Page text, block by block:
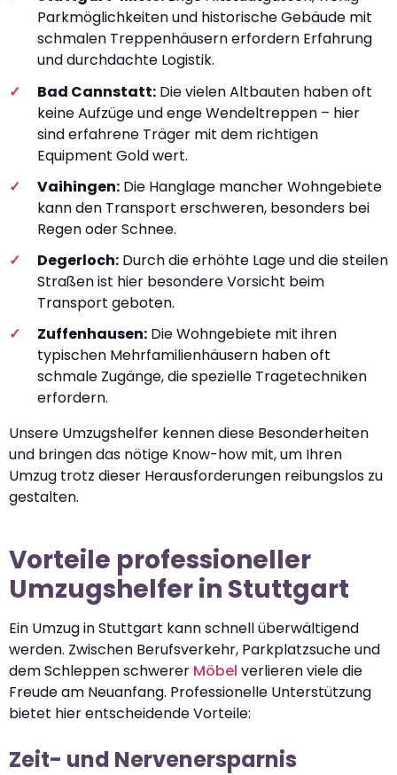
Parkmöglichkeiten und historische Gebäude mit
schmalen Treppenhäusern erfordern Erfahrung
und durchdachte Logistik.
Bad Cannstatt: Die vielen Altbauten haben oft
keine Aufzüge und enge Wendeltreppen – hier
sind erfahrene Träger mit dem richtigen
Equipment Gold wert.
Vaihingen: Die Hanglage mancher Wohngebiete
kann den Transport erschweren, besonders bei
Regen oder Schnee.
Degerloch: Durch die erhöhte Lage und die steilen
Straßen ist hier besondere Vorsicht beim
Transport geboten.
Zuffenhausen: Die Wohngebiete mit ihren
typischen Mehrfamilienhäusern haben oft
schmale Zugänge, die spezielle Tragetechniken
erfordern.
Unsere Umzugshelfer kennen diese Besonderheiten
und bringen das nötige Know-how mit, um Ihren
Umzug trotz dieser Herausforderungen reibungslos zu
gestalten.
Vorteile professioneller
Umzugshelfer in Stuttgart
Ein Umzug in Stuttgart kann schnell überwältigend
werden. Zwischen Berufsverkehr, Parkplatzsuche und
dem Schleppen schwerer Möbel verlieren viele die
Freude am Neuanfang. Professionelle Unterstützung
bietet hier entscheidende Vorteile:
Zeit- und Nervenersparnis